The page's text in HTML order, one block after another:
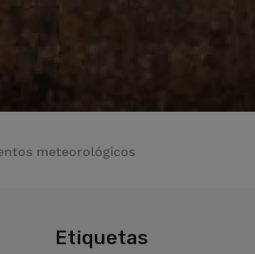
meteorológicos
Etiquetas